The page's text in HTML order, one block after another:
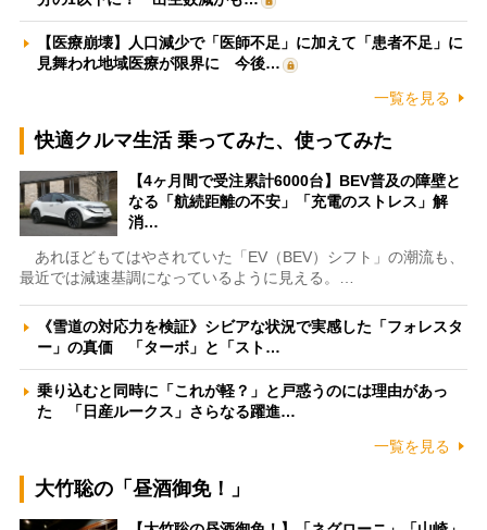
【医療崩壊】人口減少で「医師不足」に加えて「患者不足」に
見舞われ地域医療が限界に 今後…
一覧を見る
快適クルマ生活 乗ってみた、使ってみた
【4ヶ月間で受注累計6000台】BEV普及の障壁と
なる「航続距離の不安」「充電のストレス」解
消…
あれほどもてはやされていた「EV（BEV）シフト」の潮流も、
最近では減速基調になっているように見える。…
《雪道の対応力を検証》シビアな状況で実感した「フォレスタ
ー」の真価 「ターボ」と「スト…
乗り込むと同時に「これが軽？」と戸惑うのには理由があっ
た 「日産ルークス」さらなる躍進…
一覧を見る
大竹聡の「昼酒御免！」